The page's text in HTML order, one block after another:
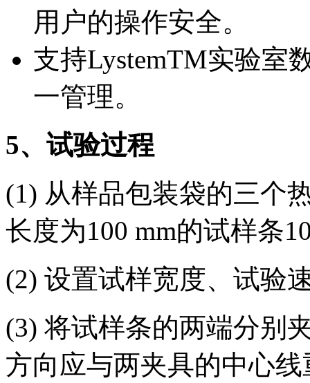
用户的操作安全。
支持LystemTM实验室
一管理。
5、试验过程
(1) 从样品包装袋的三个
长度为100 mm的试样条
(2) 设置试样宽度、试验
(3) 将试样条的两端分别
方向应与两夹具的中心线